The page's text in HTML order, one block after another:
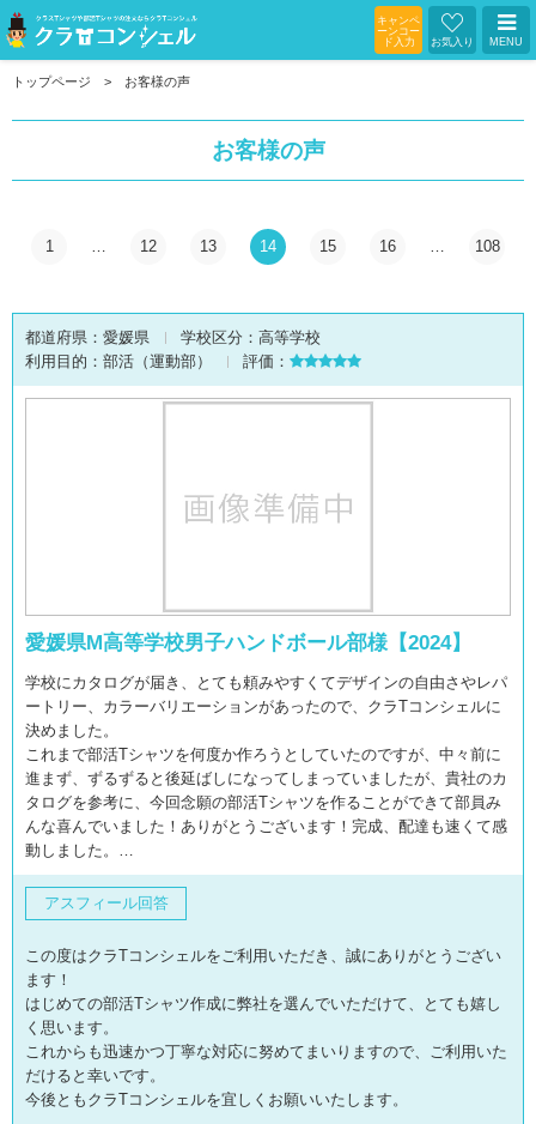
キャンペ
ーンコー
ド入力
お気入り MENU
トップページ お客様の声
お客様の声
1 … 12 13 14 15 16 … 108
都道府県： 愛媛県 学校区分： 高等学校
利用目的： 部活（運動部） 評価：
愛媛県M高等学校男子ハンドボール部様【2024】
学校にカタログが届き、とても頼みやすくてデザインの自由さやレパ
ートリー、カラーバリエーションがあったので、クラTコンシェルに
決めました。
これまで部活Tシャツを何度か作ろうとしていたのですが、中々前に
進まず、ずるずると後延ばしになってしまっていましたが、貴社のカ
タログを参考に、今回念願の部活Tシャツを作ることができて部員み
んな喜んでいました！ありがとうございます！完成、配達も速くて感
動しました。…
アスフィール回答
この度はクラTコンシェルをご利用いただき、誠にありがとうござい
ます！
はじめての部活Tシャツ作成に弊社を選んでいただけて、とても嬉し
く思います。
これからも迅速かつ丁寧な対応に努めてまいりますので、ご利用いた
だけると幸いです。
今後ともクラTコンシェルを宜しくお願いいたします。